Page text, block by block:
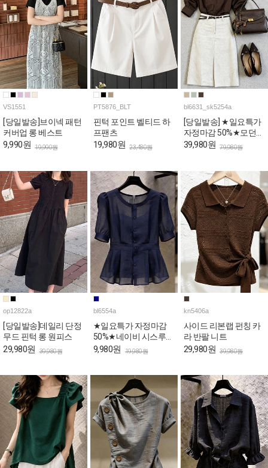
VS1551
[당일발송]브이넥 패턴
커버업 롱 베스트
9,990원 19,990원
PT5876_BLT
핀턱 포인트 벨티드 하
프팬츠
19,980원 23,480원
bl6631_sk5254a
[당일발송] ★일요특가
자정마감 50%★모던
오피스룩 블라우스&H
39,980원 79,980원
op12822a
[당일발송]데일리 단정
무드 핀턱 롱 원피스
29,980원 39,980원
bl6554a
★일요특가 자정마감
50%★네이비 시스루
퍼프 페플럼 블라우스
9,980원 19,980원
kn5406a
사이드 리본랩 펀칭 카
라 반팔 니트
29,980원 39,980원